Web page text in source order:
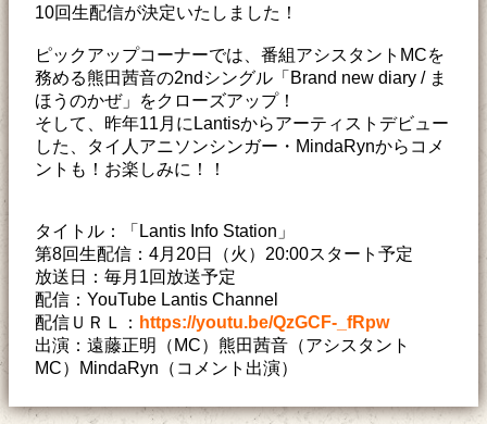
10回生配信が決定いたしました！
ピックアップコーナーでは、番組アシスタントMCを
務める熊田茜音の2ndシングル「Brand new diary / ま
ほうのかぜ」をクローズアップ！
そして、昨年11月にLantisからアーティストデビュー
した、タイ人アニソンシンガー・MindaRynからコメ
ントも！お楽しみに！！
タイトル：「Lantis Info Station」
第8回生配信：4月20日（火）20:00スタート予定
放送日：毎月1回放送予定
配信：YouTube Lantis Channel
配信ＵＲＬ： https://youtu.be/QzGCF-_fRpw
出演：遠藤正明（MC）熊田茜音（アシスタント
MC）MindaRyn（コメント出演）